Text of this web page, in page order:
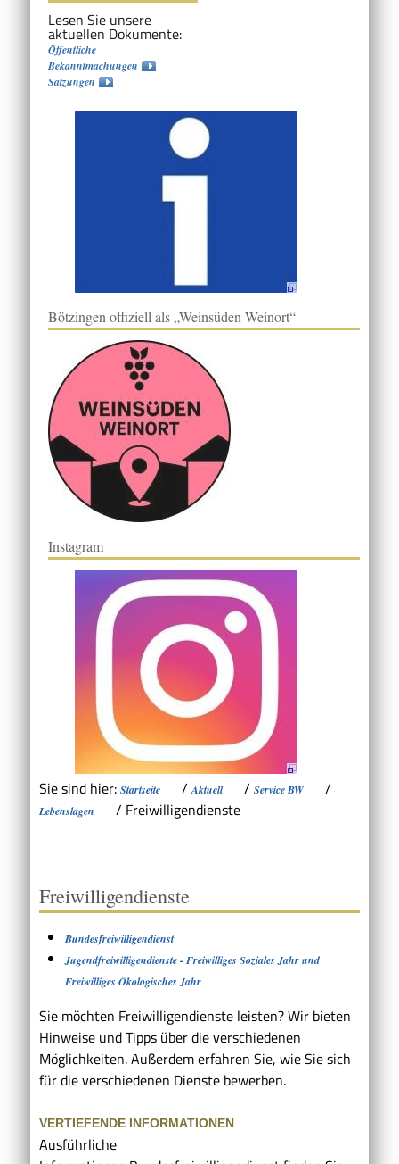
Lesen Sie unsere
aktuellen Dokumente:
Öffentliche
Bekanntmachungen
Satzungen
Bötzingen offiziell als „Weinsüden Weinort“
Instagram
Sie sind hier: Startseite /Aktuell / Service BW /
Lebenslagen / Freiwilligendienste
Freiwilligendienste
Bundesfreiwilligendienst
Jugendfreiwilligendienste - Freiwilliges Soziales Jahr und
Freiwilliges Ökologisches Jahr
Sie möchten Freiwilligendienste leisten? Wir bieten
Hinweise und Tipps über die verschiedenen
Möglichkeiten. Außerdem erfahren Sie, wie Sie sich
für die verschiedenen Dienste bewerben.
VERTIEFENDE INFORMATIONEN
Ausführliche